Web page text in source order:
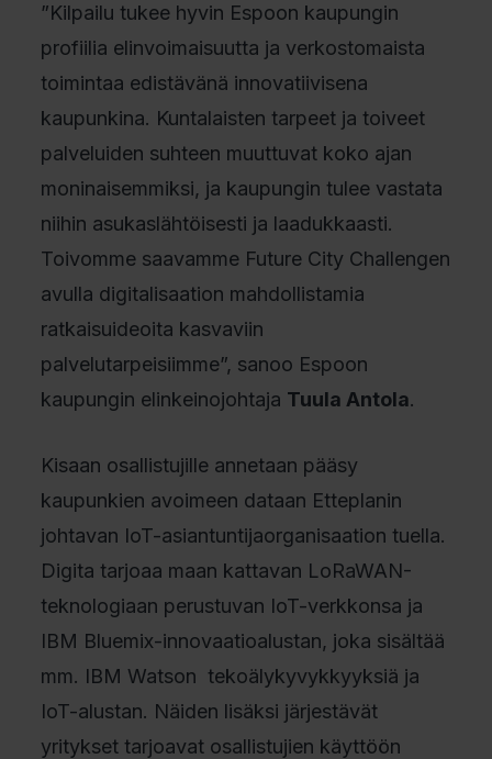
”Kilpailu tukee hyvin Espoon kaupungin
profiilia elinvoimaisuutta ja verkostomaista
toimintaa edistävänä innovatiivisena
kaupunkina. Kuntalaisten tarpeet ja toiveet
palveluiden suhteen muuttuvat koko ajan
moninaisemmiksi, ja kaupungin tulee vastata
niihin asukaslähtöisesti ja laadukkaasti.
Toivomme saavamme Future City Challengen
avulla digitalisaation mahdollistamia
ratkaisuideoita kasvaviin
palvelutarpeisiimme”, sanoo Espoon
kaupungin elinkeinojohtaja Tuula Antola.
Kisaan osallistujille annetaan pääsy
kaupunkien avoimeen dataan Etteplanin
johtavan IoT-asiantuntijaorganisaation tuella.
Digita tarjoaa maan kattavan LoRaWAN-
teknologiaan perustuvan IoT-verkkonsa ja
IBM Bluemix-innovaatioalustan, joka sisältää
mm. IBM Watson tekoälykyvykkyyksiä ja
IoT-alustan. Näiden lisäksi järjestävät
yritykset tarjoavat osallistujien käyttöön